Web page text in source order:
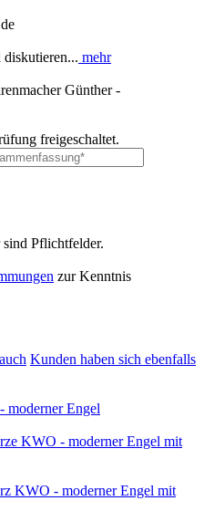
diskutieren... mehr
Günther -
freigeschaltet.
Pflichtfelder.
zur Kenntnis
Kunden haben sich ebenfalls
moderner Engel
KWO - moderner Engel mit
KWO - moderner Engel mit